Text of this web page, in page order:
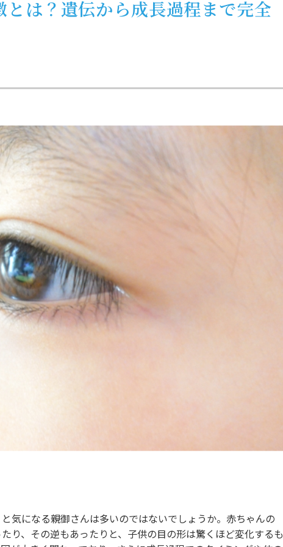
は？遺伝から成長過程まで完全
気になる親御さんは多いのではないでしょうか。赤ちゃんの
り、その逆もあったりと、子供の目の形は驚くほど変化するも